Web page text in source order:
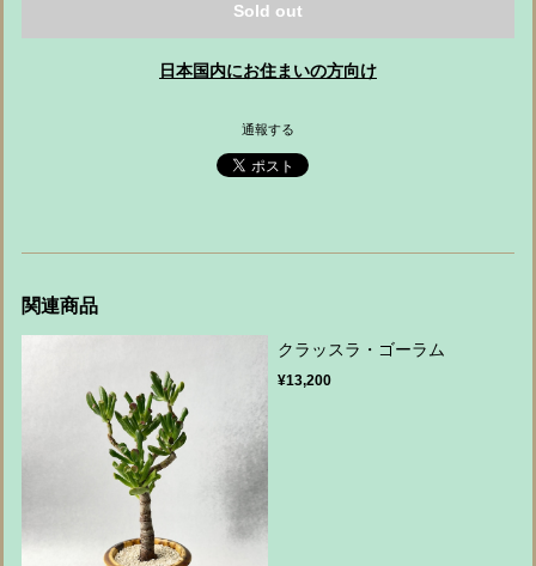
Sold out
日本国内にお住まいの方向け
通報する
関連商品
クラッスラ・ゴーラム
¥13,200